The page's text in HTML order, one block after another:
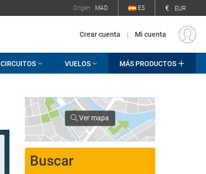
Origen MAD ES € EUR
Crear cuenta | Mi cuenta
CIRCUITOS VUELOS MÁS PRODUCTOS
Ver mapa
Buscar